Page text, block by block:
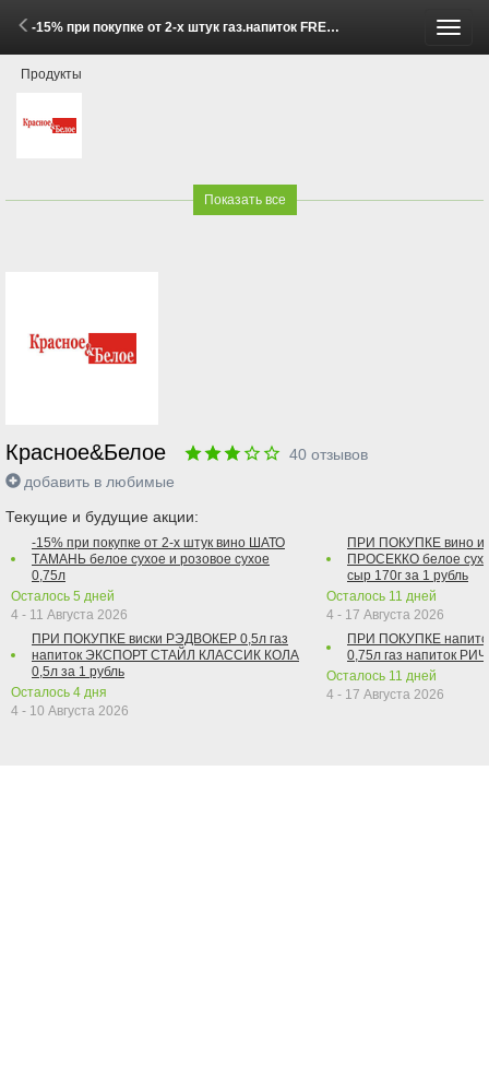
-15% при покупке от 2-х штук газ.напиток FRESH BAR КОЛА в ассортименте 0.48л (1 - 30 Июня 2026)
Продукты
Показать все
Красное&Белое 40 отзывов
добавить в любимые
Текущие и будущие акции:
-15% при покупке от 2-х штук вино ШАТО
ТАМАНЬ белое сухое и розовое сухое
0,75л
Осталось 5 дней
4 - 11 Августа 2026
ПРИ ПОКУПКЕ виски РЭДВОКЕР 0,5л газ
напиток ЭКСПОРТ СТАЙЛ КЛАССИК КОЛА
0,5л за 1 рубль
Осталось 4 дня
4 - 10 Августа 2026
ПРИ ПОКУПКЕ вино
ПРОСЕККО белое
сыр 170г за 1 рубль
Осталось 11 дней
4 - 17 Августа 2026
ПРИ ПОКУПКЕ
0,75л газ напиток
Осталось 11 дней
4 - 17 Августа 2026